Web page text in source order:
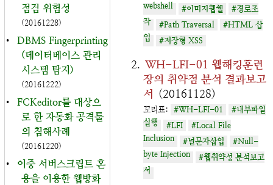
점검 위험성
(20161228)
•
DBMS Fingerprinting
(데이터베이스 관리
시스템 탐지)
(20161222)
•
FCKeditor를 대상으
로 한 자동화 공격툴
의 침해사례
(20161220)
•
이중 서버스크립트 혼
용을 이용한 웹방화
webshell #이미지웹쉘 #경로조
작 #Path Traversal #HTML 삽
입 #저장형 XSS
WH-LFI-01 웹해킹훈련
장의 취약점 분석 결과보고
서 (20161128)
꼬리표: #WH-LFI-01 #내부파일
실행 #LFI #Local File
Inclusion #널문자삽입 #Null-
byte Injection #웹취약성 분석보고
서